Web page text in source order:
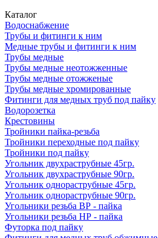
Каталог
Водоснабжение
Трубы и фитинги к ним
Медные трубы и фитинги к ним
Трубы медные
Трубы медные неотожженные
Трубы медные отожженые
Трубы медные хромированные
Фитинги для медных труб под пайку
Водорозетка
Крестовины
Тройники пайка-резьба
Тройники переходные под пайку
Тройники под пайку
Угольник двухраструбные 45гр.
Угольник двухраструбные 90гр.
Угольник однораструбные 45гр.
Угольник однораструбные 90гр.
Угольники резьба ВР - пайка
Угольники резьба НР - пайка
Футорка под пайку